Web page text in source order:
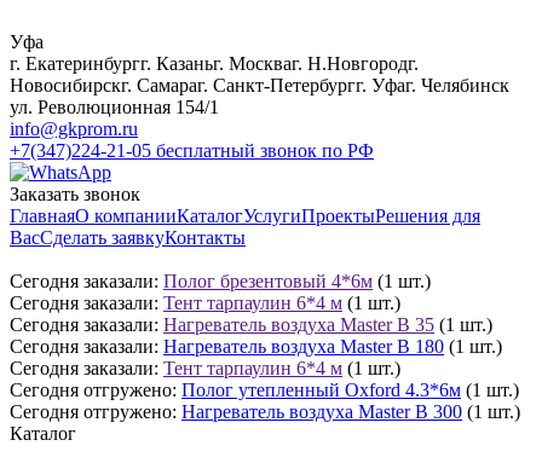
Уфа
г. Екатеринбургг. Казаньг. Москваг. Н.Новгородг.
Новосибирскг. Самараг. Санкт-Петербургг. Уфаг. Челябинск
ул. Революционная 154/1
info@gkprom.ru
+7(347)224-21-05 бесплатный звонок по РФ
Заказать звонок
ГлавнаяО компанииКаталогУслугиПроектыРешения для
ВасСделать заявкуКонтакты
Сегодня заказали: Полог брезентовый 4*6м (1 шт.)
Сегодня заказали: Тент тарпаулин 6*4 м (1 шт.)
Сегодня заказали: Нагреватель воздуха Master B 35 (1 шт.)
Сегодня заказали: Нагреватель воздуха Master B 180 (1 шт.)
Сегодня заказали: Тент тарпаулин 6*4 м (1 шт.)
Сегодня отгружено: Полог утепленный Oxford 4.3*6м (1 шт.)
Сегодня отгружено: Нагреватель воздуха Master B 300 (1 шт.)
Каталог